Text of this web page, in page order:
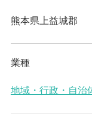
熊本県上益城郡
業種
地域・行政・自治